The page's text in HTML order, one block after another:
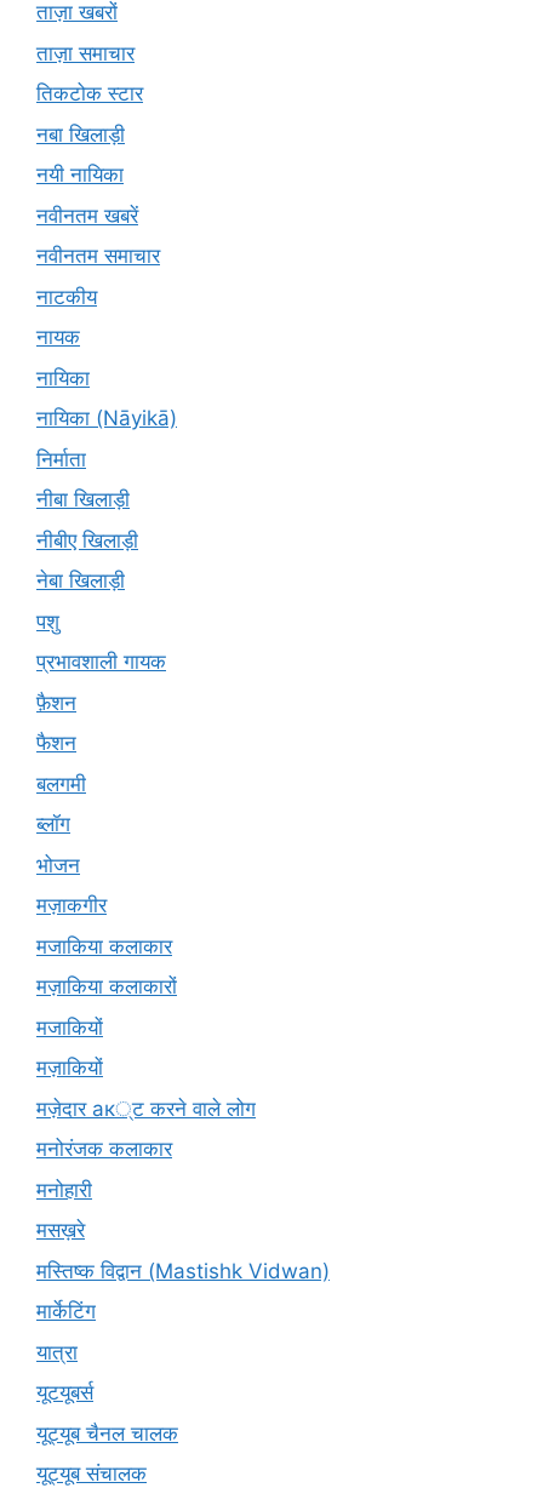
ताज़ा खबरों
ताज़ा समाचार
तिकटोक स्टार
नबा खिलाड़ी
नयी नायिका
नवीनतम खबरें
नवीनतम समाचार
नाटकीय
नायक
नायिका
नायिका (Nāyikā)
निर्माता
नीबा खिलाड़ी
नीबीए खिलाड़ी
नेबा खिलाड़ी
पशु
प्रभावशाली गायक
फ़ैशन
फैशन
बलगमी
ब्लॉग
भोजन
मज़ाकगीर
मजाकिया कलाकार
मज़ाकिया कलाकारों
मजाकियों
मज़ाकियों
मज़ेदार ак्ट करने वाले लोग
मनोरंजक कलाकार
मनोहारी
मसख़रे
मस्तिष्क विद्वान (Mastishk Vidwan)
मार्केटिंग
यात्रा
यूटयूबर्स
यूट्यूब चैनल चालक
यूट्यूब संचालक